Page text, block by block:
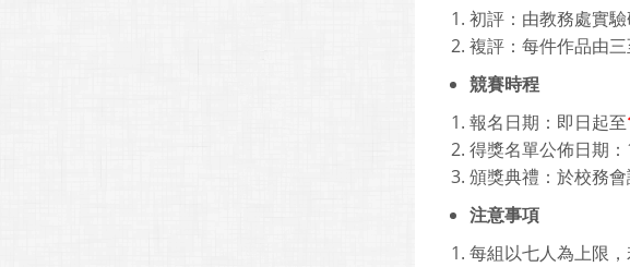
初評：由教務處實驗
複評：每件作品由
競賽時程
報名日期：即日起至
得獎名單公佈日期
頒獎典禮：於校務會
注意事項
每組以七人為上限